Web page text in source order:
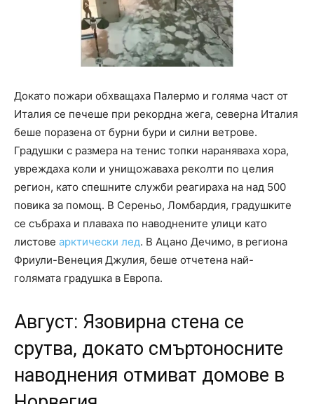
Докато пожари обхващаха Палермо и голяма част от
Италия се печеше при рекордна жега, северна Италия
беше поразена от бурни бури и силни ветрове.
Градушки с размера на тенис топки нараняваха хора,
увреждаха коли и унищожаваха реколти по целия
регион, като спешните служби реагираха на над 500
повика за помощ. В Сереньо, Ломбардия, градушките
се събраха и плаваха по наводнените улици като
листове арктически лед. В Ацано Дечимо, в региона
Фриули-Венеция Джулия, беше отчетена най-
голямата градушка в Европа.
Август: Язовирна стена се
срутва, докато смъртоносните
наводнения отмиват домове в